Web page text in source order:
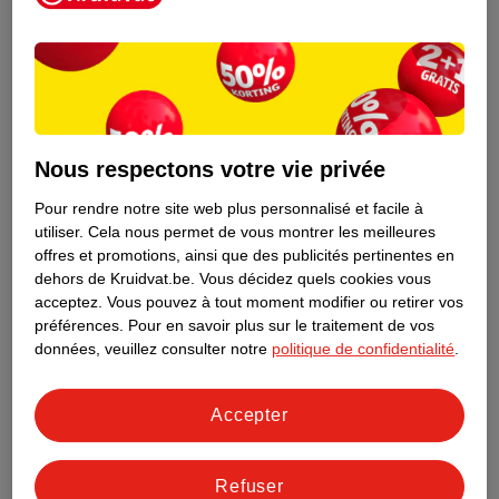
Biodermal Lait Solaire
125ml
24.
99
NIVEA Sun Babies &
Kids Spray Solaire
Sensitive Protect
250ml
23.
39
Nous respectons votre vie privée
Pour rendre notre site web plus personnalisé et facile à
utiliser. Cela nous permet de vous montrer les meilleures
offres et promotions, ainsi que des publicités pertinentes en
dehors de Kruidvat.be. Vous décidez quels cookies vous
acceptez. Vous pouvez à tout moment modifier ou retirer vos
préférences. Pour en savoir plus sur le traitement de vos
données, veuillez consulter notre politique de confidentialité.
Refuser
Accepter